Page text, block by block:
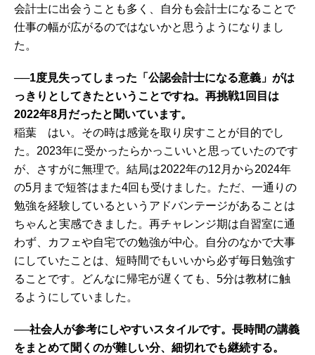
会計士に出会うことも多く、自分も会計士になることで
仕事の幅が広がるのではないかと思うようになりまし
た。
──1度見失ってしまった「公認会計士になる意義」がは
っきりとしてきたということですね。再挑戦1回目は
2022年8月だったと聞いています。
稲葉 はい。その時は感覚を取り戻すことが目的でし
た。2023年に受かったらかっこいいと思っていたのです
が、さすがに無理で。結局は2022年の12月から2024年
の5月まで短答はまた4回も受けました。ただ、一通りの
勉強を経験しているというアドバンテージがあることは
ちゃんと実感できました。再チャレンジ期は自習室に通
わず、カフェや自宅での勉強が中心。自分のなかで大事
にしていたことは、短時間でもいいから必ず毎日勉強す
ることです。どんなに帰宅が遅くても、5分は教材に触
るようにしていました。
──社会人が参考にしやすいスタイルです。長時間の講義
をまとめて聞くのが難しい分、細切れでも継続する。